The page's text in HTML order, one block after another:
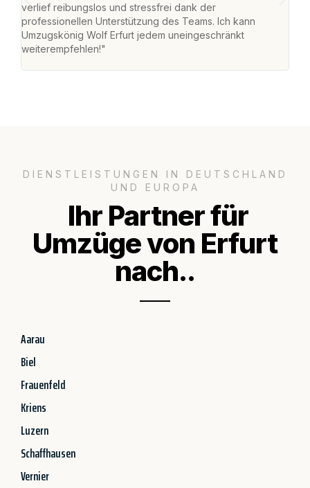
verlief reibungslos und stressfrei dank der
professionellen Unterstützung des Teams. Ich kann
Umzugskönig Wolf Erfurt jedem uneingeschränkt
weiterempfehlen!"
DIENSTLEISTUNGEN IN DEUTSCHLAND
UND EUROPA
Ihr Partner für
Umzüge von Erfurt
nach..
Aarau
Biel
Frauenfeld
Kriens
Luzern
Schaffhausen
Vernier